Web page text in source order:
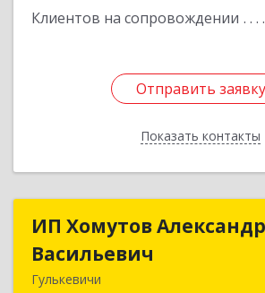
Клиентов на сопровождении
Отправить заявку
Показать контакты
Отправить заявку
Назад
ИП Хомутов Александр
Васильевич
Гулькевичи
ИП Хомутов